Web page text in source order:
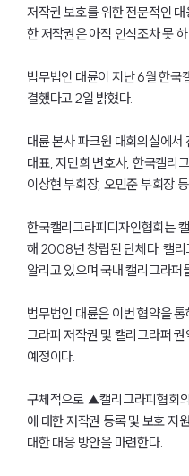
저작권 보호를 위한 전문적인
한 저작권은 아직 인식조차 못
법무법인 대륜이 지난 6월 한
결했다고 2일 밝혔다.
대륜 본사 파크원 대회의실에
대표, 지민희 변호사, 한국캘리
이상현 부회장, 오민준 부회장
한국캘리그라피디자인협회는
해 2008년 창립된 단체다. 캘리
알리고 있으며 국내 캘리그라퍼
법무법인 대륜은 이번 협약을
그라피 저작권 및 캘리그라퍼
예정이다.
구체적으로 ▲캘리그라피협회
에 대한 저작권 등록 및 보호 지
대한 대응 방안을 마련한다.